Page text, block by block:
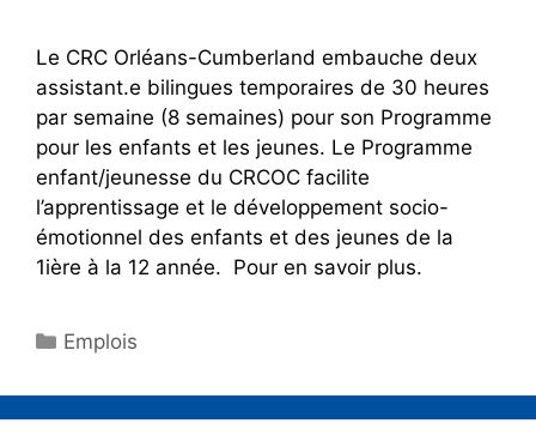
Le CRC Orléans-Cumberland embauche deux
assistant.e bilingues temporaires de 30 heures
par semaine (8 semaines) pour son Programme
pour les enfants et les jeunes. Le Programme
enfant/jeunesse du CRCOC facilite
l’apprentissage et le développement socio-
émotionnel des enfants et des jeunes de la
1ière à la 12 année. Pour en savoir plus.
Emplois